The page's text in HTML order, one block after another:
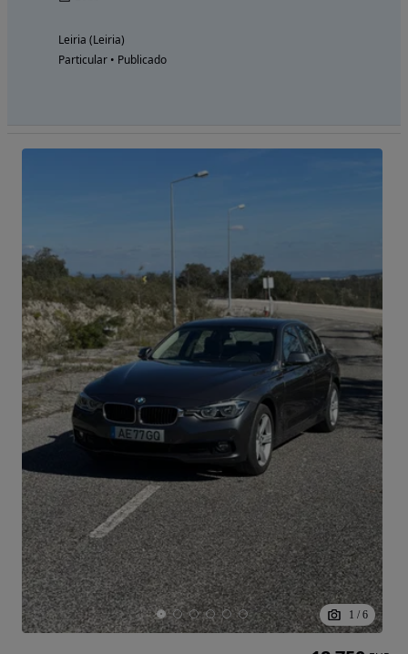
Leiria (Leiria)
Particular • Publicado
1 / 6